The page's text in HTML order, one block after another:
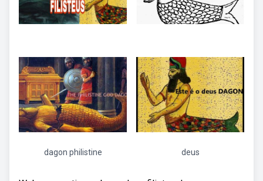
dagon philistine deus